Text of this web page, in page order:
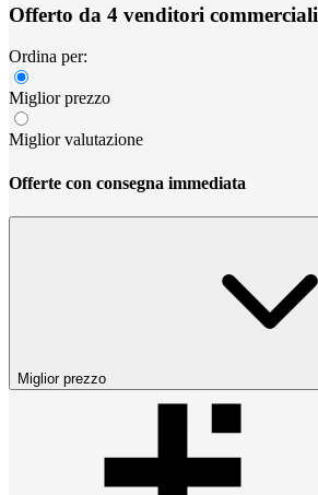
Offerto da 4 venditori commerciali
Ordina per:
Miglior prezzo
Miglior valutazione
Offerte con consegna immediata
Miglior prezzo